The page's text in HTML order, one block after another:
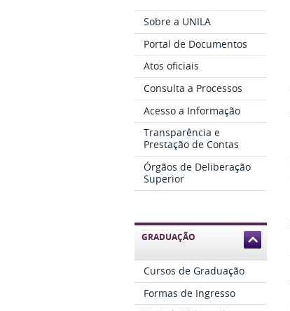
Sobre a UNILA
Portal de Documentos
Atos oficiais
Consulta a Processos
Acesso a Informação
Transparência e
Prestação de Contas
Órgãos de Deliberação
Superior
GRADUAÇÃO
Cursos de Graduação
Formas de Ingresso